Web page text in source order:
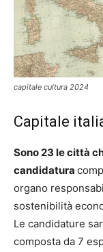
capitale cultura 2024
Capitale
Sono 23 le città
candidatura
organo
sostenibilità
Le candidature
composta da 7